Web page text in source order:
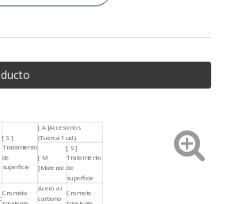
[ S ]
Tratamiento
de
superficie
[ A ]Accesorios
(Tuerca 1 ud.)
[ M
]Material
[ S ]
Tratamiento
de
superficie
Cromato
Acero al
carbono
Cromato